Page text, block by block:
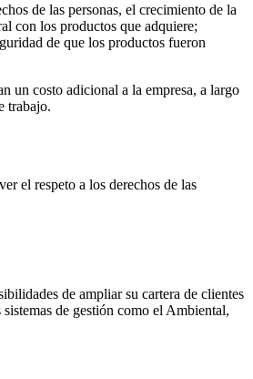
de las personas, el crecimiento de la
con los productos que adquiere;
de que los productos fueron
un costo adicional a la empresa, a largo
trabajo.
el respeto a los derechos de las
de ampliar su cartera de clientes
de gestión como el Ambiental,